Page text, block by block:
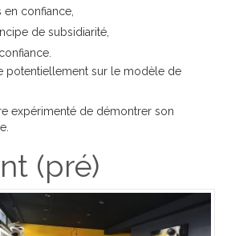
en confiance,
de subsidiarité,
potentiellement sur le modèle de
expérimenté de démontrer son
(pré)